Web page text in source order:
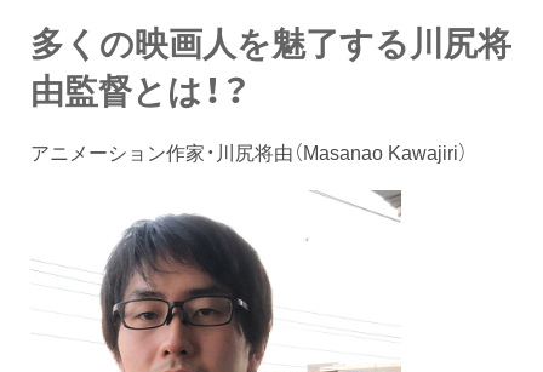
多くの映画人を魅了する川尻将
由監督とは！？
アニメーション作家・川尻将由（Masanao Kawajiri）